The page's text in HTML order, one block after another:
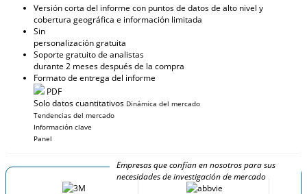
Versión corta del informe con puntos de datos de alto nivel y
cobertura geográfica e información limitada
Sin
personalización gratuita
Soporte gratuito de analistas
durante 2 meses después de la compra
Formato de entrega del informe
PDF
Solo datos cuantitativos Dinámica del mercado
Tendencias del mercado
Información clave
Panel
Empresas que confían en nosotros para sus
necesidades de investigación de mercado